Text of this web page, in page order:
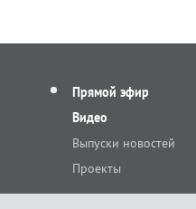
Прямой эфир
Видео
Выпуски новостей
Проекты